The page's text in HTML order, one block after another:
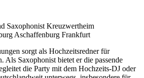
sorgt als Hochzeitsredner für
Als Saxophonist bietet er die passende
die Party mit dem Hochzeits-DJ oder